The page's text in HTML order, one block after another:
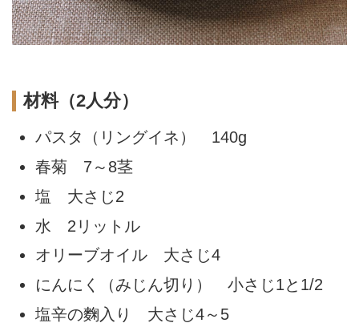
材料（2人分）
パスタ（リングイネ） 140g
春菊 7～8茎
塩 大さじ2
水 2リットル
オリーブオイル 大さじ4
にんにく（みじん切り） 小さじ1と1/2
塩辛の麴入り 大さじ4～5